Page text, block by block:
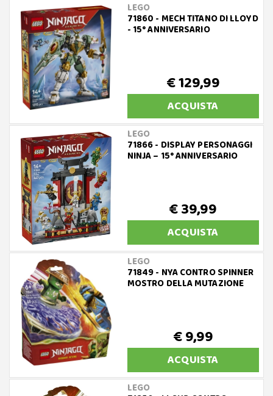
LEGO
71860 - MECH TITANO DI LLOYD
- 15° ANNIVERSARIO
€ 129,99
ACQUISTA
LEGO
71866 - DISPLAY PERSONAGGI
NINJA – 15° ANNIVERSARIO
€ 39,99
ACQUISTA
LEGO
71849 - NYA CONTRO SPINNER
MOSTRO DELLA MUTAZIONE
€ 9,99
ACQUISTA
LEGO